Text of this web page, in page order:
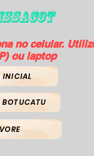
no celular. Utilize
ou laptop
INICIAL
BOTUCATU